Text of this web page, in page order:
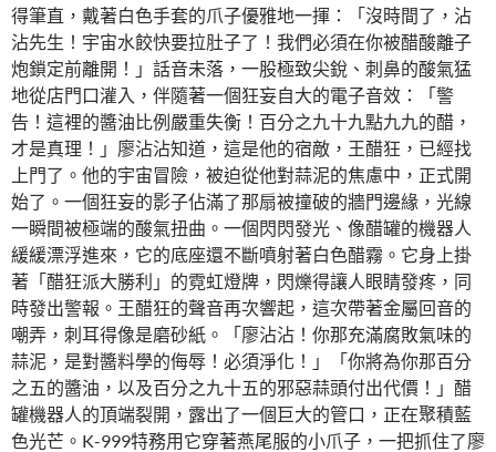
得筆直，戴著白色手套的爪子優雅地一揮：「沒時間了，沾
沾先生！宇宙水餃快要拉肚子了！我們必須在你被醋酸離子
炮鎖定前離開！」話音未落，一股極致尖銳、刺鼻的酸氣猛
地從店門口灌入，伴隨著一個狂妄自大的電子音效：「警
告！這裡的醬油比例嚴重失衡！百分之九十九點九九的醋，
才是真理！」廖沾沾知道，這是他的宿敵，王醋狂，已經找
上門了。他的宇宙冒險，被迫從他對蒜泥的焦慮中，正式開
始了。一個狂妄的影子佔滿了那扇被撞破的牆門邊緣，光線
一瞬間被極端的酸氣扭曲。一個閃閃發光、像醋罐的機器人
緩緩漂浮進來，它的底座還不斷噴射著白色醋霧。它身上掛
著「醋狂派大勝利」的霓虹燈牌，閃爍得讓人眼睛發疼，同
時發出警報。王醋狂的聲音再次響起，這次帶著金屬回音的
嘲弄，刺耳得像是磨砂紙。「廖沾沾！你那充滿腐敗氣味的
蒜泥，是對醬料學的侮辱！必須淨化！」「你將為你那百分
之五的醬油，以及百分之九十五的邪惡蒜頭付出代價！」醋
罐機器人的頂端裂開，露出了一個巨大的管口，正在聚積藍
色光芒。K-999特務用它穿著燕尾服的小爪子，一把抓住了廖